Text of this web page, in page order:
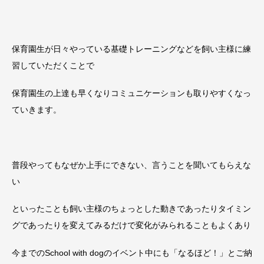
保育園生が日々やっている基礎トレーニングなどを飼い主様に練
習していただくことで
保育園生の上達も早くなりコミュニケーションも取りやすくなっ
ていきます。
普段やってもなぜか上手にできない、言うことを聞いてもらえな
い
といったことも飼い主様のちょっとした動きであったりタイミン
グであったりを変えてみるだけで変化がみられることもよくあり
今までのSchool with dogのイベント中にも「なるほど！」とご納